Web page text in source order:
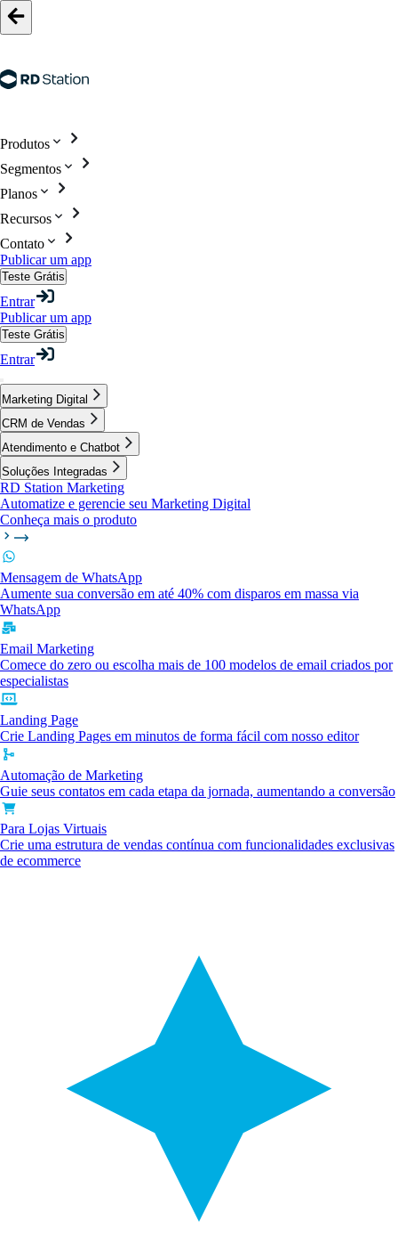
Produtos
Segmentos
Planos
Recursos
Contato
Publicar um app
Teste Grátis
Entrar
Publicar um app
Teste Grátis
Entrar
Marketing Digital
CRM de Vendas
Atendimento e Chatbot
Soluções Integradas
RD Station Marketing
Automatize e gerencie seu Marketing Digital
Conheça mais o produto
Mensagem de WhatsApp
Aumente sua conversão em até 40% com disparos em massa via
WhatsApp
Email Marketing
Comece do zero ou escolha mais de 100 modelos de email criados por
especialistas
Landing Page
Crie Landing Pages em minutos de forma fácil com nosso editor
Automação de Marketing
Guie seus contatos em cada etapa da jornada, aumentando a conversão
Para Lojas Virtuais
Crie uma estrutura de vendas contínua com funcionalidades exclusivas
de ecommerce